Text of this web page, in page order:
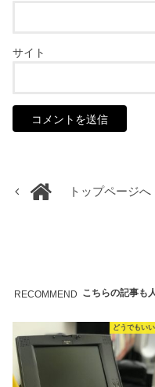
サイト
トップページへ
RECOMMEND こちらの記事も
どうでもい